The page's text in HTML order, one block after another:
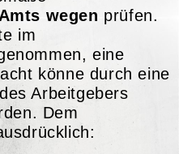
wegen prüfen.
im
eine
könne durch eine
Arbeitgebers
Dem